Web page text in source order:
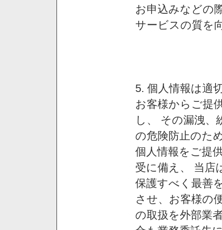
お申込みなどの
サービスの質を
5. 個人情報は適
お客様からご提
し、 その漏洩、
の危険防止のた
個人情報をご提
受に備え、 当店
保護すべく最善
させ、お客様の
の取扱を外部業